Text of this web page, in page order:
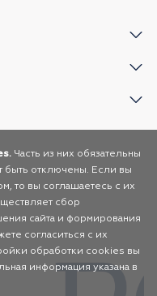
Часть из них обязательны
быть отключены. Если вы
то вы соглашаетесь с их
сбор
сайта и формирования
согласиться с их
обработки cookies вы
информация указана в